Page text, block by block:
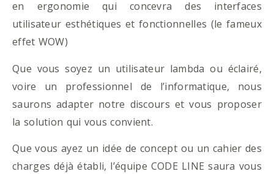
en ergonomie qui concevra des interfaces
utilisateur esthétiques et fonctionnelles (le fameux
effet WOW)
Que vous soyez un utilisateur lambda ou éclairé,
voire un professionnel de l’informatique, nous
saurons adapter notre discours et vous proposer
la solution qui vous convient.
Que vous ayez un idée de concept ou un cahier des
charges déjà établi, l’équipe CODE LINE saura vous